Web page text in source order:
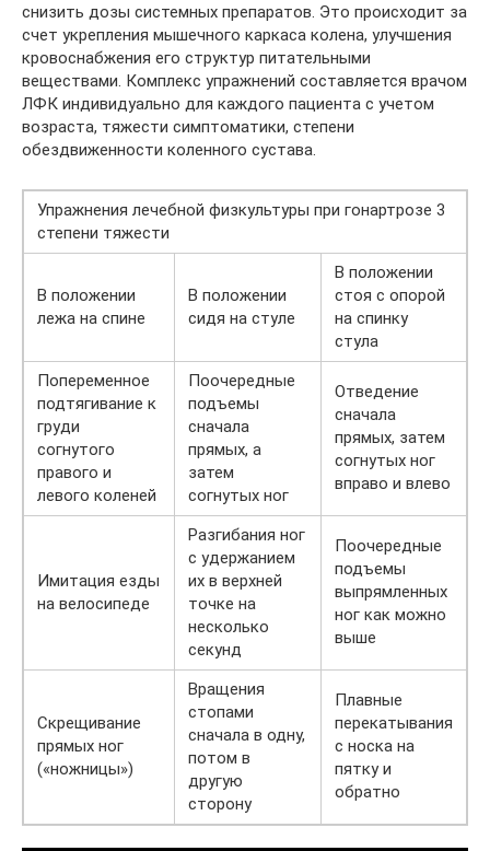
снизить дозы системных препаратов. Это происходит за
счет укрепления мышечного каркаса колена, улучшения
кровоснабжения его структур питательными
веществами. Комплекс упражнений составляется врачом
ЛФК индивидуально для каждого пациента с учетом
возраста, тяжести симптоматики, степени
обездвиженности коленного сустава.
Упражнения лечебной физкультуры при гонартрозе 3
степени тяжести
В положении
лежа на спине
В положении
сидя на стуле
В положении
стоя с опорой
на спинку
стула
Попеременное
подтягивание к
груди
согнутого
правого и
левого коленей
Поочередные
подъемы
сначала
прямых, а
затем
согнутых ног
Отведение
сначала
прямых, затем
согнутых ног
вправо и влево
Имитация езды
на велосипеде
Разгибания ног
с удержанием
их в верхней
точке на
несколько
секунд
Поочередные
подъемы
выпрямленных
ног как можно
выше
Скрещивание
прямых ног
(«ножницы»)
Вращения
стопами
сначала в одну,
потом в
другую
сторону
Плавные
перекатывания
с носка на
пятку и
обратно